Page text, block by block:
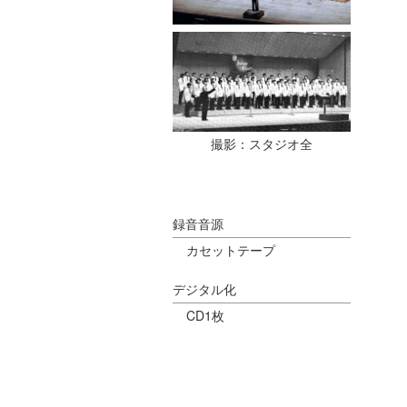
撮影：スタジオ全
録音音源
カセットテープ
デジタル化
CD1枚